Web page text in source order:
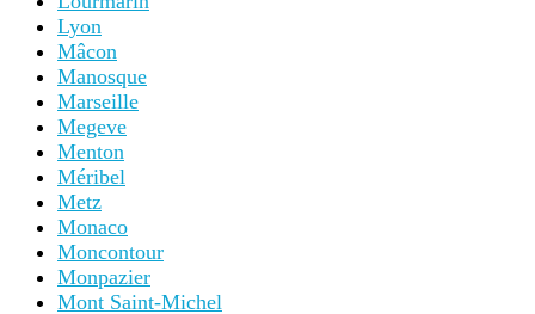
Lyon
Mâcon
Manosque
Marseille
Megeve
Menton
Méribel
Metz
Monaco
Moncontour
Monpazier
Mont Saint-Michel